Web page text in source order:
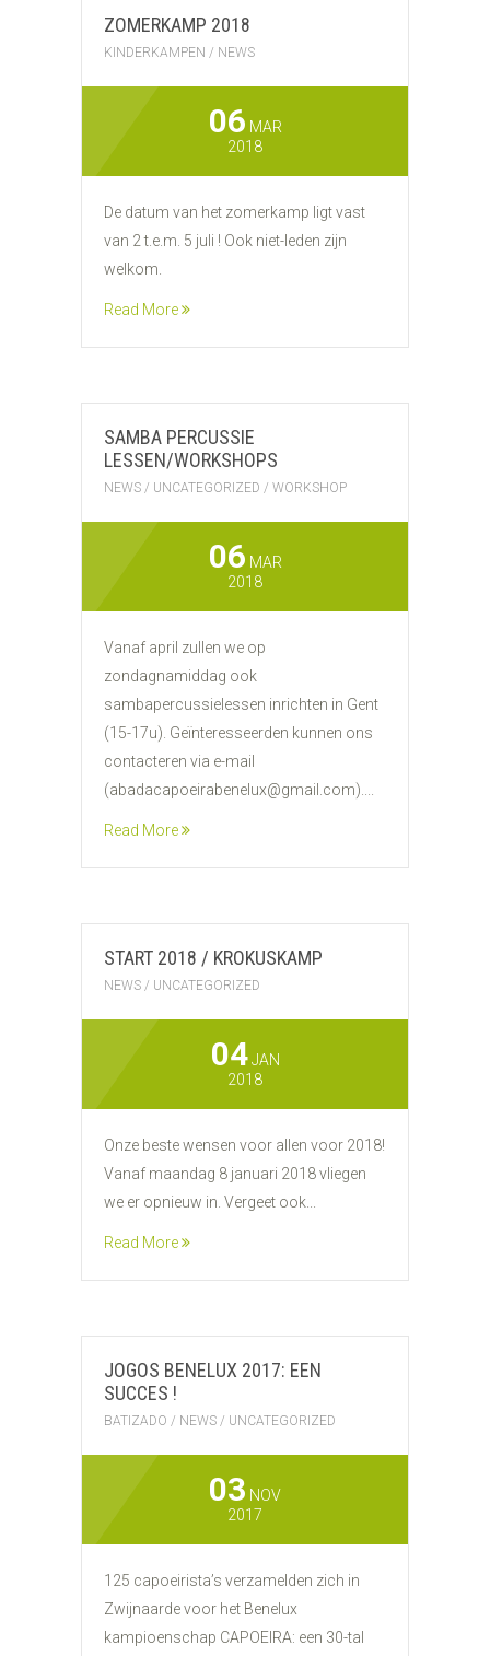
ZOMERKAMP 2018
KINDERKAMPEN / NEWS
06 MAR
2018
De datum van het zomerkamp ligt vast
van 2 t.e.m. 5 juli ! Ook niet-leden zijn
welkom.
Read More
SAMBA PERCUSSIE
LESSEN/WORKSHOPS
NEWS / UNCATEGORIZED / WORKSHOP
06 MAR
2018
Vanaf april zullen we op
zondagnamiddag ook
sambapercussielessen inrichten in Gent
(15-17u). Geïnteresseerden kunnen ons
contacteren via e-mail
(abadacapoeirabenelux@gmail.com)....
Read More
START 2018 / KROKUSKAMP
NEWS / UNCATEGORIZED
04JAN
2018
Onze beste wensen voor allen voor 2018!
Vanaf maandag 8 januari 2018 vliegen
we er opnieuw in. Vergeet ook...
Read More
JOGOS BENELUX 2017: EEN
SUCCES !
BATIZADO / NEWS / UNCATEGORIZED
03 NOV
2017
125 capoeirista’s verzamelden zich in
Zwijnaarde voor het Benelux
kampioenschap CAPOEIRA: een 30-tal